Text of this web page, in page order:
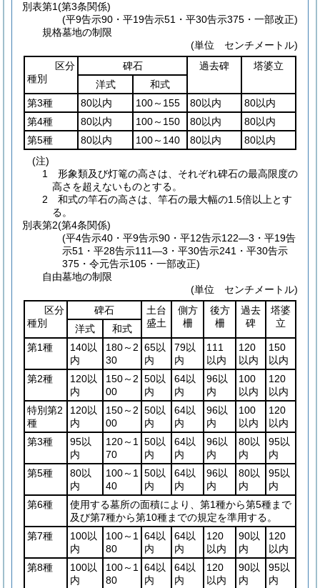
別表第1(第3条関係)
(平9告示90・平19告示51・平30告示375・一部改正)
規格墓地の制限
(単位 センチメートル)
区分
種別
碑石 過去碑
塔婆立
洋式
和式
第3種
80以内 100～155 80以内
80以内
第4種
80以内 100～150 80以内
80以内
第5種
80以内 100～140 80以内
80以内
(注)
1 形象類及び灯篭の高さは、それぞれ碑石の最高限度の
高さを超えないものとする。
2 和式の竿石の高さは、竿石の最大幅の1.5倍以上とす
る。
別表第2(第4条関係)
(平4告示40・平9告示90・平12告示122―3・平19告
示51・平28告示111―3・平30告示241・平30告示
375・令元告示105・一部改正)
自由墓地の制限
(単位 センチメートル)
区分
種別
碑石
土台
盛土
側方
柵
後方
柵
過去
碑
塔婆
立
洋式
和式
第1種
140以
内
180～2
30
65以
内
79以
内
111
以内
120
以内
150
以内
第2種
120以
内
150～2
00
50以
内
64以
内
96以
内
100
以内
120
以内
特別第2
種
120以
内
150～2
00
50以
内
64以
内
96以
内
100
以内
120
以内
第3種
95以
内
120～1
70
50以
内
64以
内
96以
内
80以
内
95以
内
第5種
80以
内
100～1
40
50以
内
64以
内
96以
内
80以
内
95以
内
第6種
使用する墓所の面積により、第1種から第5種まで
及び第7種から第10種までの規定を準用する。
第7種
100以
内
100～1
80
64以
内
64以
内
120
以内
90以
内
120
以内
第8種
100以
内
100～1
80
64以
内
64以
内
120
以内
90以
内
95以
内